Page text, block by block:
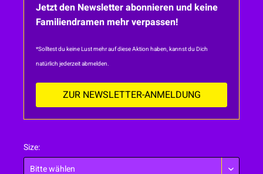
Jetzt den Newsletter abonnieren und keine
Familiendramen mehr verpassen!
*Solltest du keine Lust mehr auf diese Aktion haben, kannst du Dich
natürlich jederzeit abmelden.
ZUR NEWSLETTER-ANMELDUNG
Size: